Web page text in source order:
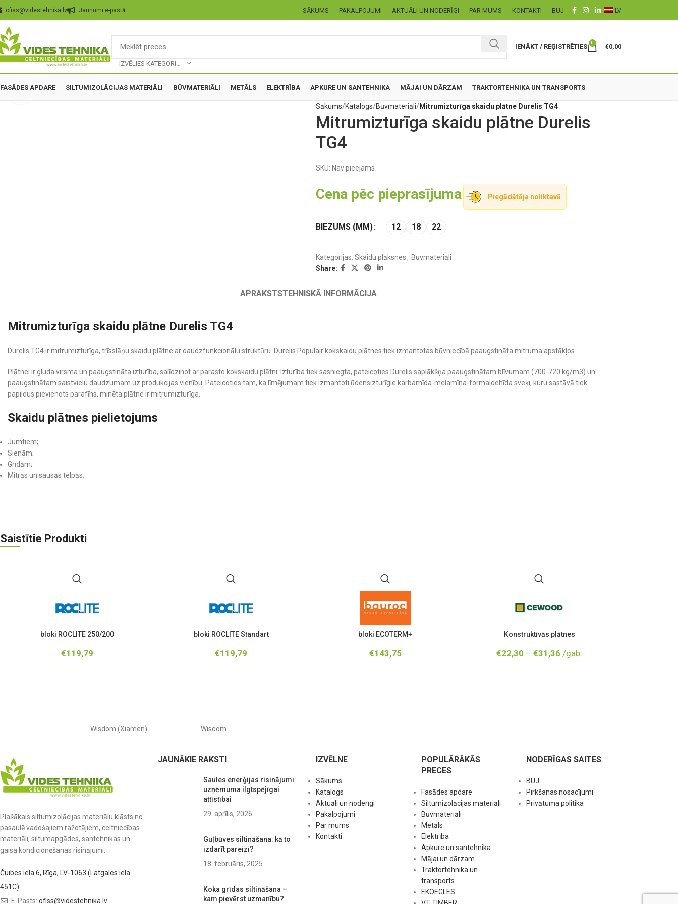
ofiss@videstehnika.lv Jaunumi e-pastā SĀKUMS PAKALPOJUMI AKTUĀLI UN NODERĪGI PAR MUMS KONTAKTI BUJ LV
IENĀKT / REĢISTRĒTIES
0
€0,00
FASĀDES APDARE SILTUMIZOLĀCIJAS MATERIĀLI BŪVMATERIĀLI METĀLS ELEKTRĪBA APKURE UN SANTEHNIKA MĀJAI UN DĀRZAM TRAKTORTEHNIKA UN TRANSPORTS
Palielināt
Sākums Katalogs Būvmateriāli Mitrumizturīga skaidu plātne Durelis TG4
Mitrumizturīga skaidu plātne Durelis
TG4
SKU: Nav pieejams
Cena pēc pieprasījuma Piegādātāja noliktavā
BIEZUMS (MM) 12 18 22
Kategorijas: Skaidu plāksnes, Būvmateriāli
Share:
APRAKSTSTEHNISKĀ INFORMĀCIJA
Mitrumizturīga skaidu plātne Durelis TG4
Durelis TG4 ir mitrumizturīga, trīsslāņu skaidu plātne ar daudzfunkcionālu struktūru. Durelis Populair kokskaidu plātnes tiek izmantotas būvniecībā paaugstināta mitruma apstākļos.
Plātnei ir gluda virsma un paaugstināta izturība, salīdzinot ar parasto kokskaidu plātni. Izturība tiek sasniegta, pateicoties Durelis saplākšņa paaugstinātam blīvumam (700-720 kg/m3) un
paaugstinātam saistvielu daudzumam uz produkcijas vienību. Pateicoties tam, ka līmējumam tiek izmantoti ūdensizturīgie karbamīda-melamīna-formaldehīda sveķi, kuru sastāvā tiek
papildus pievienots parafīns, minēta plātne ir mitrumizturīga.
Skaidu plātnes pielietojums
Jumtiem;
Sienām;
Grīdām;
Mitrās un sausās telpās.
Saistītie Produkti
bloki ROCLITE 250/200
€119,79
bloki ROCLITE Standart
€119,79
bloki ECOTERM+
€143,75
Konstruktīvās plātnes
€22,30 –€31,36 /gab.
Wisdom (Xiamen) Wisdom
Plašākais siltumizolācijas materiālu klāsts no
pasaulē vadošajiem ražotājiem, celtniecības
materiāli, siltumapgādes, santehnikas un
gaisa kondicionēšanas risinājumi.
Čuibes iela 6, Rīga, LV-1063 (Latgales iela
451C)
E-Pasts: ofiss@videstehnika.lv
JAUNĀKIE RAKSTI
Saules enerģijas risinājumi
uzņēmuma ilgtspējīgai
attīstībai
29. aprīlis, 2026
Guļbūves siltināšana: kā to
izdarīt pareizi?
18. februāris, 2025
Koka grīdas siltināšana –
kam pievērst uzmanību?
IZVĒLNE
Sākums
Katalogs
Aktuāli un noderīgi
Pakalpojumi
Par mums
Kontakti
POPULĀRĀKĀS
PRECES
Fasādes apdare
Siltumizolācijas materiāli
Būvmateriāli
Metāls
Elektrība
Apkure un santehnika
Mājai un dārzam
Traktortehnika un
transports
EKOEGLES
NODERĪGAS SAITES
BUJ
Pirkšanas nosacījumi
Privātuma politika